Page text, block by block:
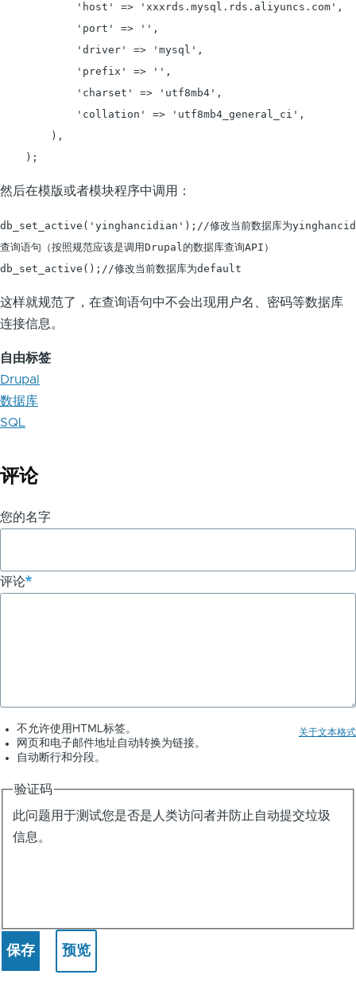
            'host' => 'xxxrds.mysql.rds.aliyuncs.com',
            'port' => '',
            'driver' => 'mysql',
            'prefix' => '',
            'charset' => 'utf8mb4',
            'collation' => 'utf8mb4_general_ci',
        ),
然后在模版或者模块程序中调用：
db_set_active('yinghancidian');//修改当前数据库为
查询语句（按照规范应该是调用Drupal的数据库查询API）
db_set_active();//修改当前数据库为default
这样就规范了，在查询语句中不会出现用户名、密码等数据库
连接信息。
自由标签
Drupal
数据库
SQL
评论
您的名字
评论
关于文本格式
不允许使用HTML标签。
网页和电子邮件地址自动转换为链接。
自动断行和分段。
验证码
此问题用于测试您是否是人类访问者并防止自动提交垃圾
信息。